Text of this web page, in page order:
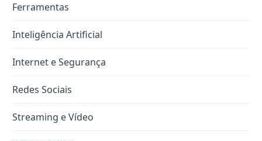
Ferramentas
Inteligência Artificial
Internet e Segurança
Redes Sociais
Streaming e Vídeo